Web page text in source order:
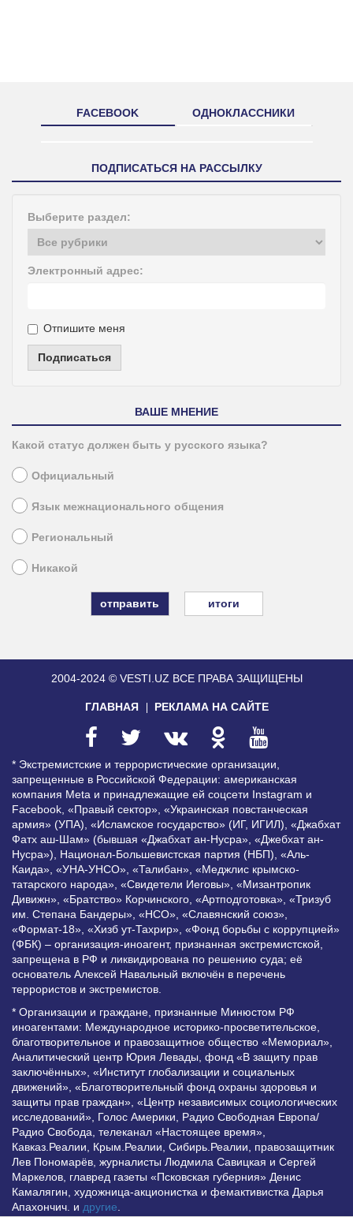
FACEBOOK ОДНОКЛАССНИКИ
ПОДПИСАТЬСЯ НА РАССЫЛКУ
Выберите раздел:
Электронный адрес:
Отпишите меня
Подписаться
ВАШЕ МНЕНИЕ
Какой статус должен быть у русского языка?
Официальный
Язык межнационального общения
Региональный
Никакой
итоги
2004-2024 © VESTI.UZ ВСЕ ПРАВА ЗАЩИЩЕНЫ
ГЛАВНАЯ РЕКЛАМА НА САЙТЕ
* Экстремистские и террористические организации,
запрещенные в Российской Федерации: американская
компания Meta и принадлежащие ей соцсети Instagram и
Facebook, «Правый сектор», «Украинская повстанческая
армия» (УПА), «Исламское государство» (ИГ, ИГИЛ), «Джабхат
Фатх аш-Шам» (бывшая «Джабхат ан-Нусра», «Джебхат ан-
Нусра»), Национал-Большевистская партия (НБП), «Аль-
Каида», «УНА-УНСО», «Талибан», «Меджлис крымско-
татарского народа», «Свидетели Иеговы», «Мизантропик
Дивижн», «Братство» Корчинского, «Артподготовка», «Тризуб
им. Степана Бандеры», «НСО», «Славянский союз»,
«Формат-18», «Хизб ут-Тахрир», «Фонд борьбы с коррупцией»
(ФБК) – организация-иноагент, признанная экстремистской,
запрещена в РФ и ликвидирована по решению суда; её
основатель Алексей Навальный включён в перечень
террористов и экстремистов.
* Организации и граждане, признанные Минюстом РФ
иноагентами: Международное историко-просветительское,
благотворительное и правозащитное общество «Мемориал»,
Аналитический центр Юрия Левады, фонд «В защиту прав
заключённых», «Институт глобализации и социальных
движений», «Благотворительный фонд охраны здоровья и
защиты прав граждан», «Центр независимых социологических
исследований», Голос Америки, Радио Свободная Европа/
Радио Свобода, телеканал «Настоящее время»,
Кавказ.Реалии, Крым.Реалии, Сибирь.Реалии, правозащитник
Лев Пономарёв, журналисты Людмила Савицкая и Сергей
Маркелов, главред газеты «Псковская губерния» Денис
Камалягин, художница-акционистка и фемактивистка Дарья
Апахончич. и другие